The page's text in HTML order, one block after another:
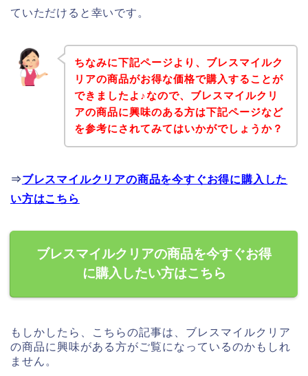
ていただけると幸いです。
ちなみに下記ページより、ブレスマイルク
リアの商品がお得な価格で購入することが
できましたよ♪なので、ブレスマイルクリ
アの商品に興味のある方は下記ページなど
を参考にされてみてはいかがでしょうか？
⇒ブレスマイルクリアの商品を今すぐお得に購入した
い方はこちら
ブレスマイルクリアの商品を今すぐお得
に購入したい方はこちら
もしかしたら、こちらの記事は、ブレスマイルクリア
の商品に興味がある方がご覧になっているのかもしれ
ません。